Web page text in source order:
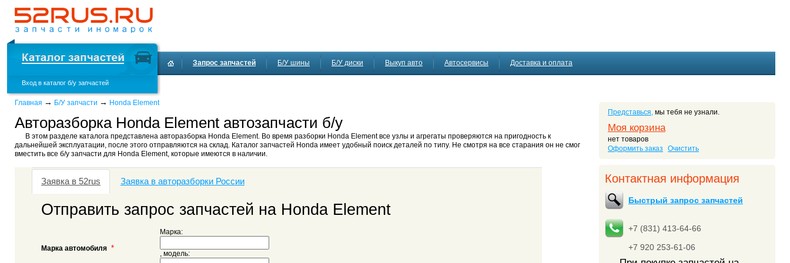
Вход в каталог б/у запчастей
Запрос запчастей Б/У шины Б/У диски Выкуп авто Автосервисы Доставка и оплата
Представься, мы тебя не узнали.
Моя корзина
нет товаров
Оформить заказ
Очистить
Контактная информация
Быстрый запрос запчастей
+7 (831) 413-64-66
+7 920 253-61-06
Главная → Б/У запчасти → Honda Element
Авторазборка Honda Element автозапчасти б/у
В этом разделе каталога представлена авторазборка Honda Element. Во время разборки Honda Element все узлы и агрегаты проверяются на пригодность к
дальнейшей эксплуатации, после этого отправляются на склад. Каталог запчастей Honda имеет удобный поиск деталей по типу. Не смотря на все старания он не смог
вместить все б/у запчасти для Honda Element, которые имеются в наличии.
Заявка в 52rus Заявка в авторазборки России
Отправить запрос запчастей на Honda Element
Марка автомобиля *
Марка:
, модель: